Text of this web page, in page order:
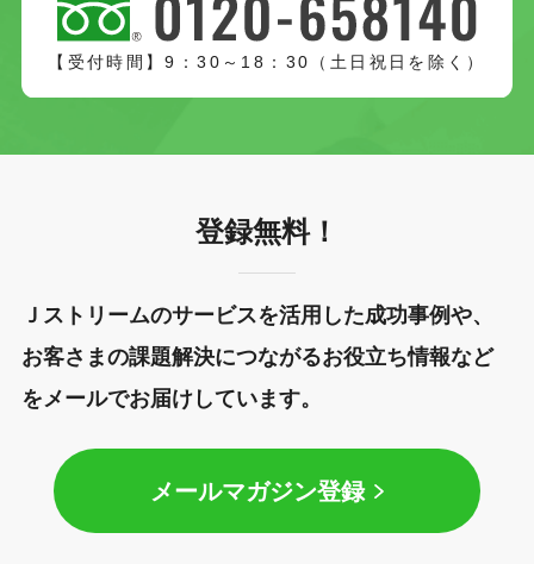
【受付時間】9：30～18：30（土日祝日を除く）
登録無料！
Ｊストリームのサービスを活用した成功事例や、
お客さまの課題解決につながるお役立ち情報など
をメールでお届けしています。
メールマガジン登録